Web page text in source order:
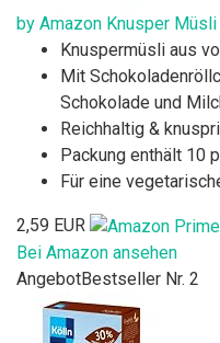
by Amazon Knusper
Knuspermüsli aus
Mit
Schokolade und
Reichhaltig &
Packung enthält 10
Für eine
2,59 EUR
Bei Amazon ansehen
AngebotBestseller Nr. 2